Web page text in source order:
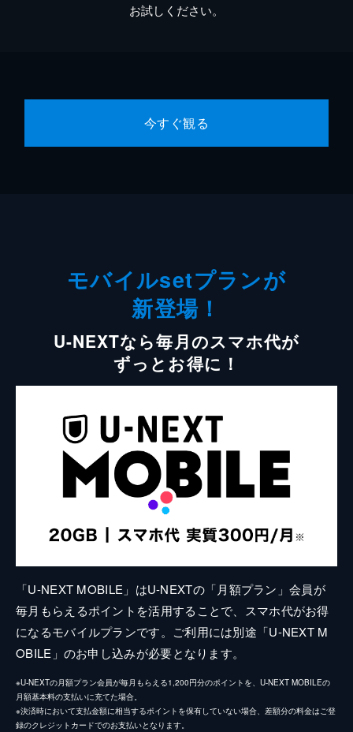
お試しください。
今すぐ観る
モバイルsetプランが
新登場！
U-NEXTなら毎月のスマホ代が
ずっとお得に！
「U-NEXT MOBILE」はU-NEXTの「月額プラン」会員が
毎月もらえるポイントを活用することで、スマホ代がお得
になるモバイルプランです。ご利用には別途「U-NEXT M
OBILE」のお申し込みが必要となります。
※U-NEXTの月額プラン会員が毎月もらえる1,200円分のポイントを、U-NEXT MOBILEの
月額基本料の支払いに充てた場合。
※決済時において支払金額に相当するポイントを保有していない場合、差額分の料金はご登
録のクレジットカードでのお支払いとなります。